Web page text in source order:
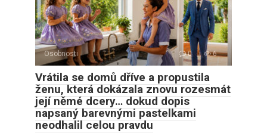
Osobnosti 0 6
Vrátila se domů dříve a propustila
ženu, která dokázala znovu rozesmát
její němé dcery… dokud dopis
napsaný barevnými pastelkami
neodhalil celou pravdu